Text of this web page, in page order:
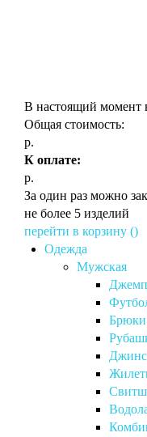
В настоящий момент
Общая стоимость:
р.
К оплате:
р.
За один раз можно
не более 5 изделий
перейти в корзину ()
Одежда
Мужская